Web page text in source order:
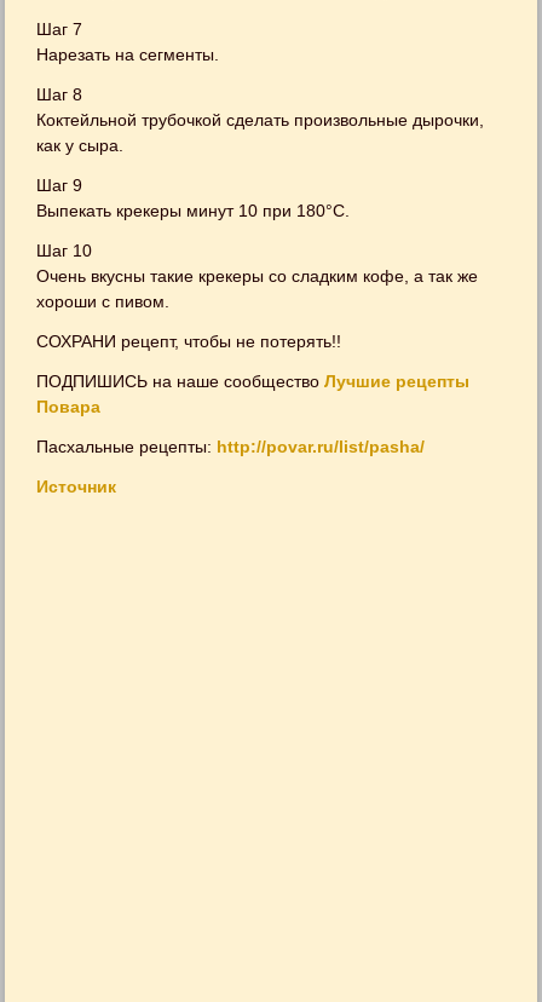
Шаг 7
Нарезать на сегменты.
Шаг 8
Коктейльной трубочкой сделать произвольные дырочки,
как у сыра.
Шаг 9
Выпекать крекеры минут 10 при 180°C.
Шаг 10
Очень вкусны такие крекеры со сладким кофе, а так же
хороши с пивом.
СОХРАНИ рецепт, чтобы не потерять!!
ПОДПИШИСЬ на наше сообществоЛучшие рецепты
Повара
Пасхальные рецепты: http://povar.ru/list/pasha/
Источник